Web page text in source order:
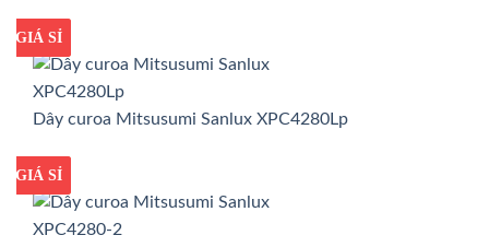
GIÁ TỐT
GIÁ SỈ
Dây curoa Mitsusumi Sanlux XPC4280Lp
GIÁ TỐT
GIÁ SỈ